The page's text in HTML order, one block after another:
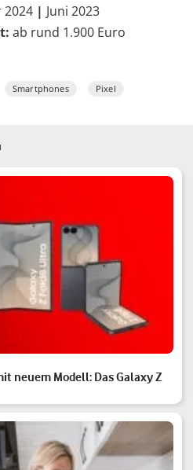
2024 | Juni 2023
ab rund 1.900 Euro
Smartphones Pixel
neuem Modell: Das Galaxy Z